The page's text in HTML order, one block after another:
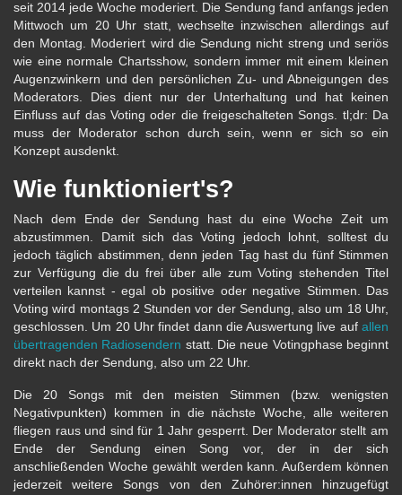
seit 2014 jede Woche moderiert. Die Sendung fand anfangs jeden
Mittwoch um 20 Uhr statt, wechselte inzwischen allerdings auf
den Montag. Moderiert wird die Sendung nicht streng und seriös
wie eine normale Chartsshow, sondern immer mit einem kleinen
Augenzwinkern und den persönlichen Zu- und Abneigungen des
Moderators. Dies dient nur der Unterhaltung und hat keinen
Einfluss auf das Voting oder die freigeschalteten Songs. tl;dr: Da
muss der Moderator schon durch sein, wenn er sich so ein
Konzept ausdenkt.
Wie funktioniert's?
Nach dem Ende der Sendung hast du eine Woche Zeit um
abzustimmen. Damit sich das Voting jedoch lohnt, solltest du
jedoch täglich abstimmen, denn jeden Tag hast du fünf Stimmen
zur Verfügung die du frei über alle zum Voting stehenden Titel
verteilen kannst - egal ob positive oder negative Stimmen. Das
Voting wird montags 2 Stunden vor der Sendung, also um 18 Uhr,
geschlossen. Um 20 Uhr findet dann die Auswertung live auf allen
übertragenden Radiosendern statt. Die neue Votingphase beginnt
direkt nach der Sendung, also um 22 Uhr.
Die 20 Songs mit den meisten Stimmen (bzw. wenigsten
Negativpunkten) kommen in die nächste Woche, alle weiteren
fliegen raus und sind für 1 Jahr gesperrt. Der Moderator stellt am
Ende der Sendung einen Song vor, der in der sich
anschließenden Woche gewählt werden kann. Außerdem können
jederzeit weitere Songs von den Zuhörer:innen hinzugefügt